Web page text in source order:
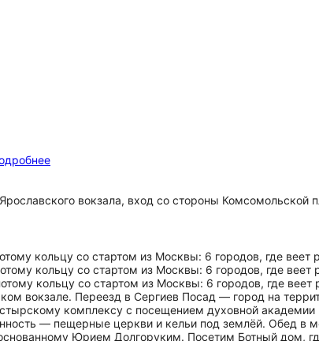
вокзала, вход со стороны Комсомольской
вокзале. Переезд в Сергиев Посад — город на
комплексу с посещением духовной
— пещерные церкви и кельи под землёй. Обед в
Юрием Долгоруким. Посетим Ботный дом,